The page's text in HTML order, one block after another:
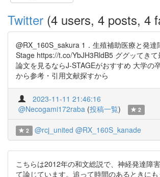
Twitter (4 users, 4 posts, 4
@RX_160S_sakura 1．生殖補助医療と発達
Stage https://t.co/YbJH3RldB5 ググッてき
論文を見るならJ-STAGEがおすすめ 大学の
から参考・引用文献探すから
2023-11-11 21:46:16
@Necogami172raba (投稿一覧) 2
2 @rcj_united @RX_160S_kanade
こちらは2012年の和文総説で、神経発達障
て論じています。追って時間のあるときにも